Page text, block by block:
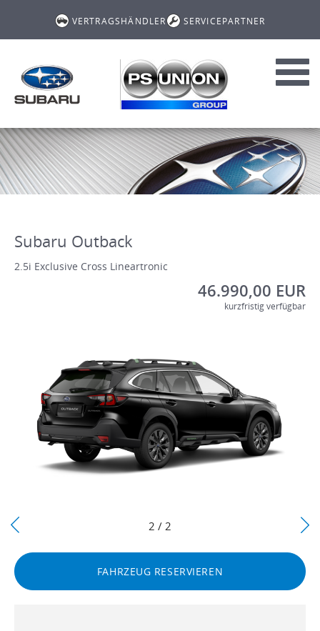
VERTRAGSHÄNDLER SERVICEPARTNER
Subaru Outback
2.5i Exclusive Cross Lineartronic
46.990,00 EUR
kurzfristig verfügbar
2 / 2
FAHRZEUG RESERVIEREN